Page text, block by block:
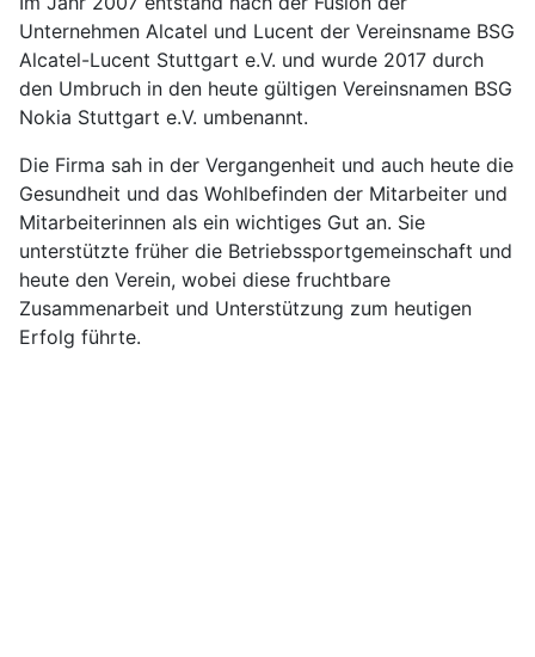
Unternehmen Alcatel und Lucent der Vereinsname BSG
Alcatel-Lucent Stuttgart e.V. und wurde 2017 durch
den Umbruch in den heute gültigen Vereinsnamen BSG
Nokia Stuttgart e.V. umbenannt.
Die Firma sah in der Vergangenheit und auch heute die
Gesundheit und das Wohlbefinden der Mitarbeiter und
Mitarbeiterinnen als ein wichtiges Gut an. Sie
unterstützte früher die Betriebssportgemeinschaft und
heute den Verein, wobei diese fruchtbare
Zusammenarbeit und Unterstützung zum heutigen
Erfolg führte.